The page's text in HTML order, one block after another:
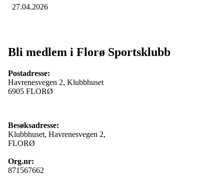
27.04.2026
Bli medlem i Florø Sportsklubb
Postadresse:
Havrenesvegen 2, Klubbhuset
6905 FLORØ
Besøksadresse:
Klubbhuset, Havrenesvegen 2,
FLORØ
Org.nr:
871567662